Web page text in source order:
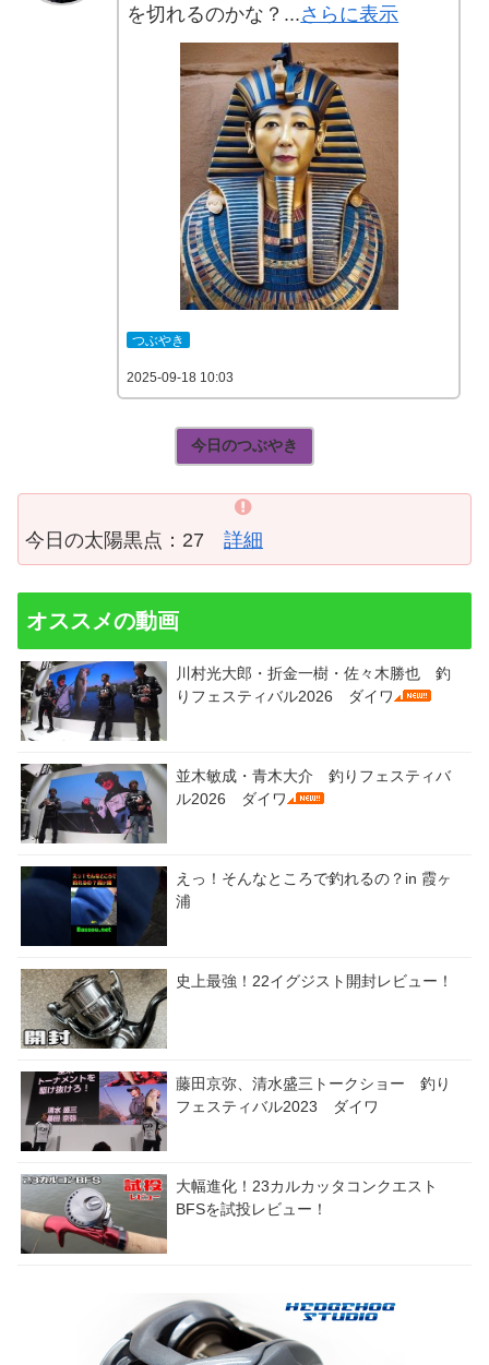
を切れるのかな？...さらに表示
つぶやき
2025-09-18 10:03
今日のつぶやき
今日の太陽黒点：27 詳細
オススメの動画
川村光大郎・折金一樹・佐々木勝也 釣
りフェスティバル2026 ダイワ
並木敏成・青木大介 釣りフェスティバ
ル2026 ダイワ
えっ！そんなところで釣れるの？in 霞ヶ
浦
史上最強！22イグジスト開封レビュー！
藤田京弥、清水盛三トークショー 釣り
フェスティバル2023 ダイワ
大幅進化！23カルカッタコンクエスト
BFSを試投レビュー！